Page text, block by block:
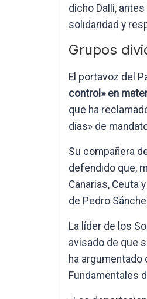
dicho Dalli,
solidaridad y
Grupos
El portavoz del
control» en
que ha
días» de
Su compañera
defendido que,
Canarias, Ceuta
de Pedro
La líder de los
avisado de que
ha
Fundamentales